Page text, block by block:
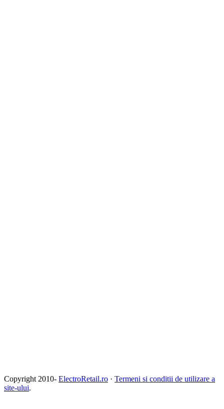
Copyright 2010- ElectroRetail.ro · Termeni si conditii de utilizare a
site-ului.